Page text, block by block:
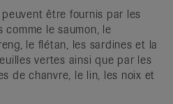
être fournis par les
comme le saumon, le
le flétan, les sardines et la
vertes ainsi que par les
de chanvre, le lin, les noix et